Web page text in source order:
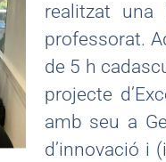
realitzat una
professorat.
de 5 h
projecte
amb seu a
d’innovació i